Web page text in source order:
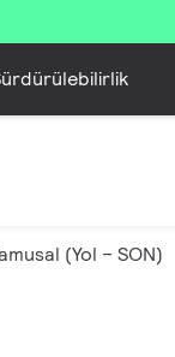
(Yol – SON)